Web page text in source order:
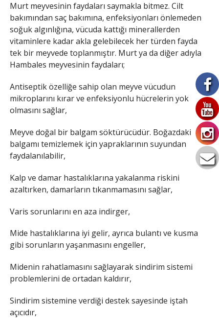
Murt meyvesinin faydaları saymakla bitmez. Cilt
bakımından saç bakımına, enfeksiyonları önlemeden
soğuk algınlığına, vücuda kattığı minerallerden
vitaminlere kadar akla gelebilecek her türden fayda
tek bir meyvede toplanmıştır. Murt ya da diğer adıyla
Hambales meyvesinin faydaları;
Antiseptik özelliğe sahip olan meyve vücudun
mikroplarını kırar ve enfeksiyonlu hücrelerin yok
olmasını sağlar,
Meyve doğal bir balgam söktürücüdür. Boğazdaki
balgamı temizlemek için yapraklarının suyundan
faydalanılabilir,
Kalp ve damar hastalıklarına yakalanma riskini
azaltırken, damarların tıkanmamasını sağlar,
Varis sorunlarını en aza indirger,
Mide hastalıklarına iyi gelir, ayrıca bulantı ve kusma
gibi sorunların yaşanmasını engeller,
Midenin rahatlamasını sağlayarak sindirim sistemi
problemlerini de ortadan kaldırır,
Sindirim sistemine verdiği destek sayesinde iştah
açıcıdır,